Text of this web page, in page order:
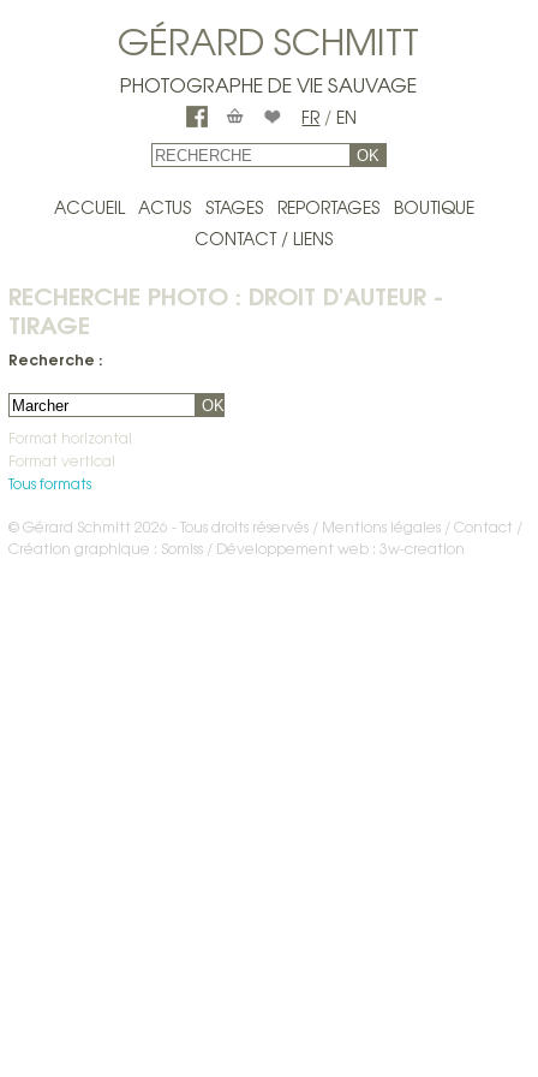
GÉRARD SCHMITT
PHOTOGRAPHE DE VIE SAUVAGE
FR / EN
OK
ACCUEIL ACTUS STAGES REPORTAGES
BOUTIQUE
CONTACT / LIENS
RECHERCHE PHOTO : DROIT D'AUTEUR -
TIRAGE
Recherche :
OK
Format horizontal
Format vertical
Tous formats
© Gérard Schmitt 2026 - Tous droits réservés / Mentions légales Contact /
Création graphique : Somiss
Développement web : 3w-creation